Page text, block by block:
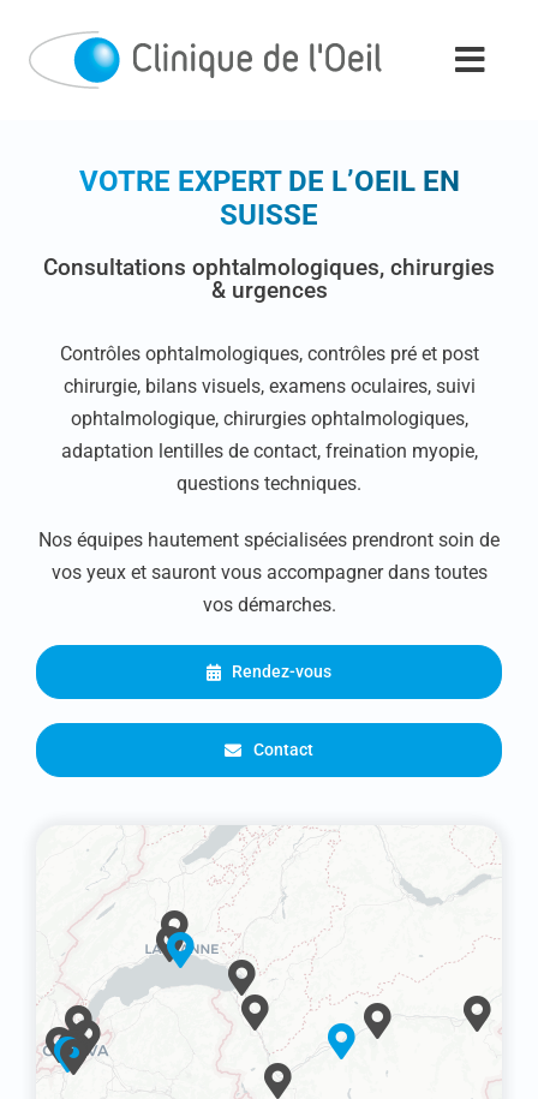
contenu
VOTRE EXPERT DE L’OEIL EN
SUISSE
Consultations ophtalmologiques, chirurgies
& urgences
Contrôles ophtalmologiques, contrôles pré et post
chirurgie, bilans visuels, examens oculaires, suivi
ophtalmologique, chirurgies ophtalmologiques,
adaptation lentilles de contact, freination myopie,
questions techniques.
Nos équipes hautement spécialisées prendront soin de
vos yeux et sauront vous accompagner dans toutes
vos démarches.
Rendez-vous
Contact